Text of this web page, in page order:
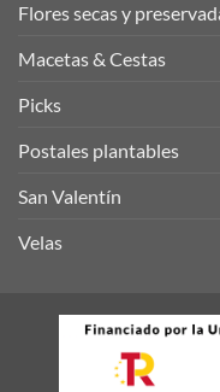
Flores secas y
Macetas & Cestas
Picks
Postales plantables
San Valentín
Velas